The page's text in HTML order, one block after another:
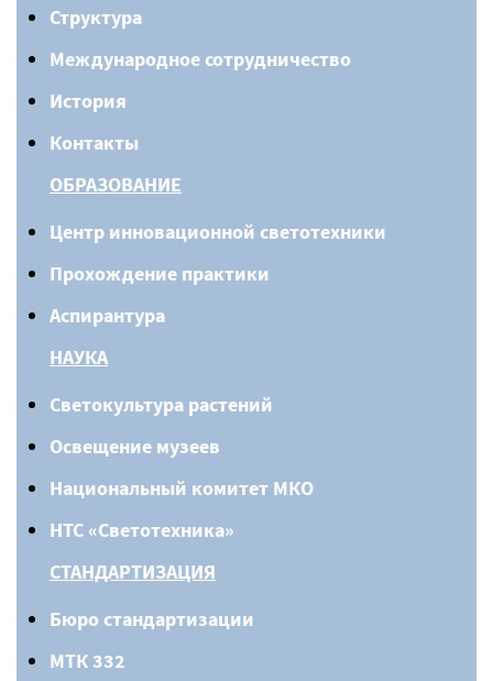
Структура
Международное сотрудничество
История
Контакты
ОБРАЗОВАНИЕ
Центр инновационной светотехники
Прохождение практики
Аспирантура
НАУКА
Светокультура растений
Освещение музеев
Национальный комитет МКО
НТС «Светотехника»
СТАНДАРТИЗАЦИЯ
Бюро стандартизации
МТК 332